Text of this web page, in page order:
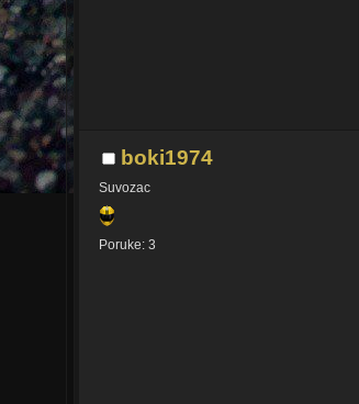
boki1974
Suvozac
Poruke: 3